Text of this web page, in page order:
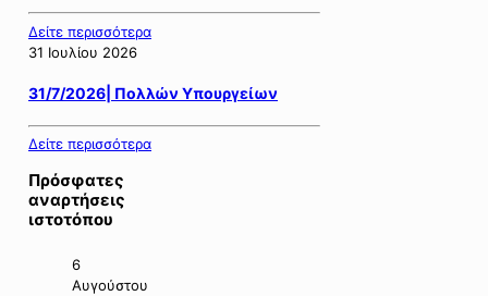
Δείτε περισσότερα
31 Ιουλίου 2026
31/7/2026| Πολλών Υπουργείων
Δείτε περισσότερα
Πρόσφατες
αναρτήσεις
ιστοτόπου
6
Αυγούστου